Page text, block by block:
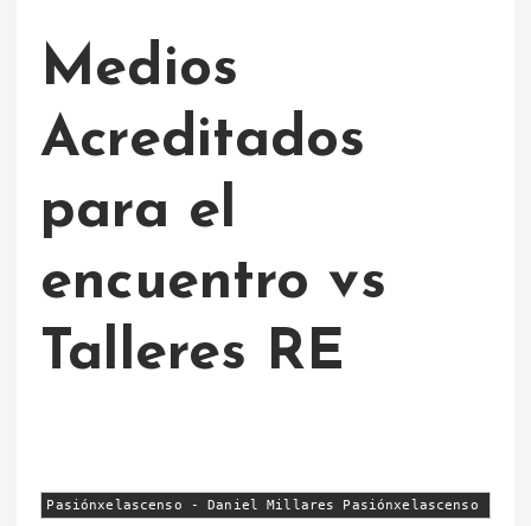
Medios
Acreditados
para el
encuentro vs
Talleres RE
Pasiónxelascenso - Daniel Millares Pasiónxelascenso -